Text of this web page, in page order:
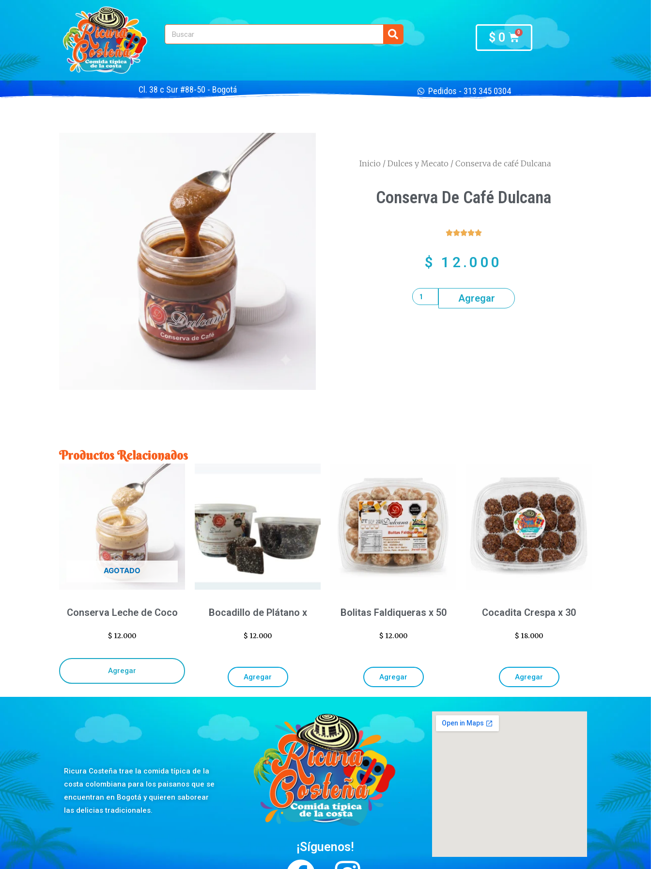
$ 0
Cl. 38 c Sur #88-50 - Bogotá Pedidos - 313 345 0304
Inicio / Dulces y Mecato / Conserva de café Dulcana
Conserva De Café Dulcana

$ 12.000
Agregar
Productos Relacionados
AGOTADO
Conserva Leche de Coco
$ 12.000
Agregar
Bocadillo de Plátano x
$ 12.000
Agregar
Bolitas Faldiqueras x 50
$ 12.000
Agregar
Cocadita Crespa x 30
$ 18.000
Agregar
Ricura Costeña trae la comida típica de la
costa colombiana para los paisanos que se
encuentran en Bogotá y quieren saborear
las delicias tradicionales.
¡Síguenos!